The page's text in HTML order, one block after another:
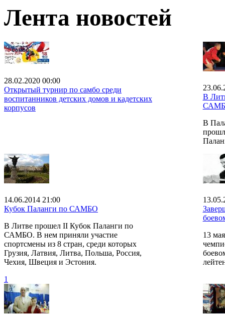
Лента новостей
28.02.2020 00:00
Открытый турнир по самбо среди
воспитанников детских домов и кадетских
корпусов
В
В
14.06.2014 21:00
Кубок Паланги по САМБО
В Литве прошел II Кубок Паланги по
САМБО. В нем приняли участие
спортсмены из 8 стран, среди которых
Грузия, Латвия, Литва, Польша, Россия,
Чехия, Швеция и Эстония.
1
13